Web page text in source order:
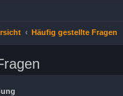
Häufig gestellte Fragen